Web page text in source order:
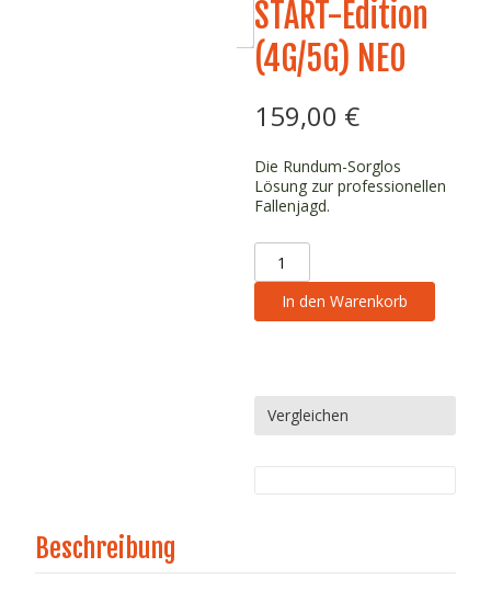
START-Edition
(4G/5G) NEO
159,00 €
Die Rundum-Sorglos
Lösung zur professionellen
Fallenjagd.
Fallenmelder
START-
Edition
(4G/5G)
In den Warenkorb
Vergleichen
Zusätzliche
Informationen
Beschreibung